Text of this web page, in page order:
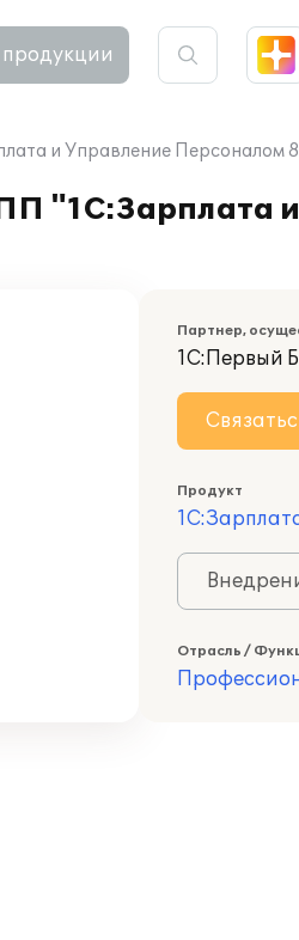
и Управление Персоналом
"1С:Зарплата
Партнер,
1С:Первый
Продукт
Отрасль /